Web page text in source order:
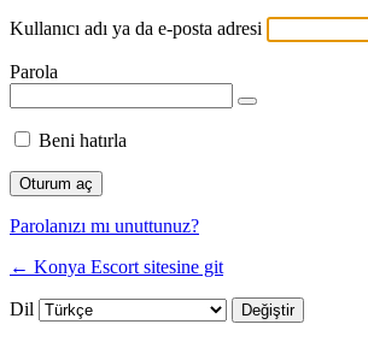
Kullanıcı adı ya da e-posta adresi
Parola
Beni hatırla
Parolanızı mı unuttunuz?
← Konya Escort sitesine git
Dil